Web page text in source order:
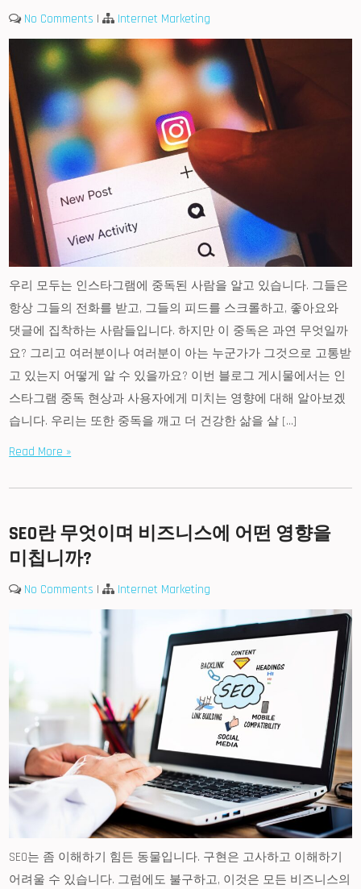
No Comments | Internet Marketing
우리 모두는 인스타그램에 중독된 사람을 알고 있습니다. 그들은
항상 그들의 전화를 받고, 그들의 피드를 스크롤하고, 좋아요와
댓글에 집착하는 사람들입니다. 하지만 이 중독은 과연 무엇일까
요? 그리고 여러분이나 여러분이 아는 누군가가 그것으로 고통받
고 있는지 어떻게 알 수 있을까요? 이번 블로그 게시물에서는 인
스타그램 중독 현상과 사용자에게 미치는 영향에 대해 알아보겠
습니다. 우리는 또한 중독을 깨고 더 건강한 삶을 살 […]
Read More »
SEO란 무엇이며 비즈니스에 어떤 영향을
미칩니까?
No Comments | Internet Marketing
SEO는 좀 이해하기 힘든 동물입니다. 구현은 고사하고 이해하기
어려울 수 있습니다. 그럼에도 불구하고, 이것은 모든 비즈니스의